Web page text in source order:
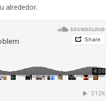
alrededor.